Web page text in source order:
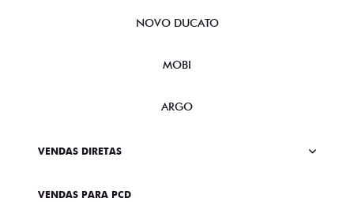
NOVO DUCATO
MOBI
ARGO
VENDAS DIRETAS
VENDAS PARA PCD